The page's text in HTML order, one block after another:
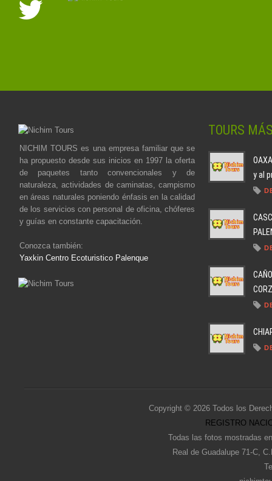
NICHIM TOURS es una empresa familiar que se
ha propuesto desde sus inicios en 1997 la oferta
de paquetes tanto convencionales y de
naturaleza, actividades de caminatas, campismo
en áreas naturales poniendo énfasis en la calidad
de los servicios con personal de oficina, chóferes
y guías en constante capacitación.
Conozca también:
Yaxkin Centro Ecoturistico Palenque
TOURS
y al
Copyright © 2026 Todos los
REGISTRO
Todas las fotos mostradas
Real de Guadalupe 71-C,